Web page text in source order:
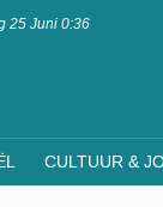
25 Juni 0:36
CULTUUR &